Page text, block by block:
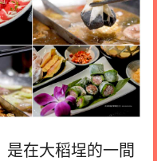
是在大稻埕的一間